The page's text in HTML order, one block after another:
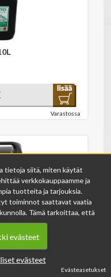
Varastossa
tietoja siitä, miten käytät
verkkokauppaamme ja
tuotteita ja tarjouksia.
toiminnot saattavat vaatia
Tämä tarkoittaa, että
tiedot voivat kertyä,
käytön. Näitä tietoja
parantamiseen, eikä niistä
milloin tahansa sivun
evästeet
evästeet
Evästeasetukset